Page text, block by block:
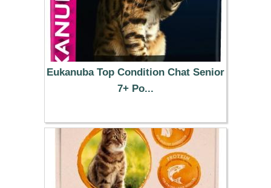
Eukanuba Top Condition Chat Senior
7+ Po...
14.99 €